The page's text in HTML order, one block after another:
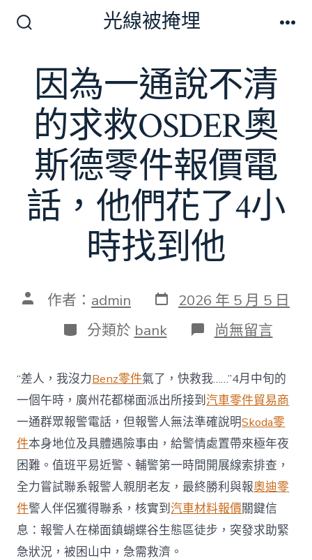
切
開
關
光線被掩埋
因為一通說不清
的求救OSDER奧
斯德零件報價電
話，他們花了4小
時找到他
文 作者： admin 發
表
日
期
2026 年 5 月 5 日
分
類
分類於 bank 在
〈因
一
通
說
不
清
的
求
救
OSDER
奧
斯
德
零
尚無留言
“差人，我沒力Benz零件氣了，快救我……”4月中旬的
一個午時，廣州花都梯面派出所接到汽車零件貿易商
一通群眾報警電話，但報警人無法準確說明Skoda零
件本身地位及具體遇險事由，給警情處置帶來極年夜
困難。值班平易近警、輔警第一時間開展線索排查，
全力嘗試聯系報警人親朋老友，最終勝利與報奧迪零
件警人伴侶獲得聯系，核實到汽車材料報價關鍵信
息：報警人在梯面鎮蝴蝶谷生態區徒步，突發求助緊
急狀況，被困山中，急需救濟。